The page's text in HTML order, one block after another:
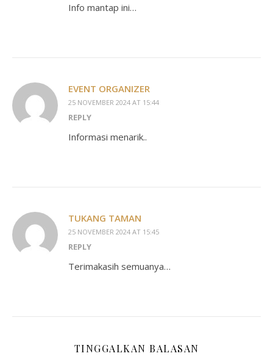
Info mantap ini…
EVENT ORGANIZER
25 NOVEMBER 2024 AT 15:44
REPLY
Informasi menarik..
TUKANG TAMAN
25 NOVEMBER 2024 AT 15:45
REPLY
Terimakasih semuanya…
TINGGALKAN BALASAN